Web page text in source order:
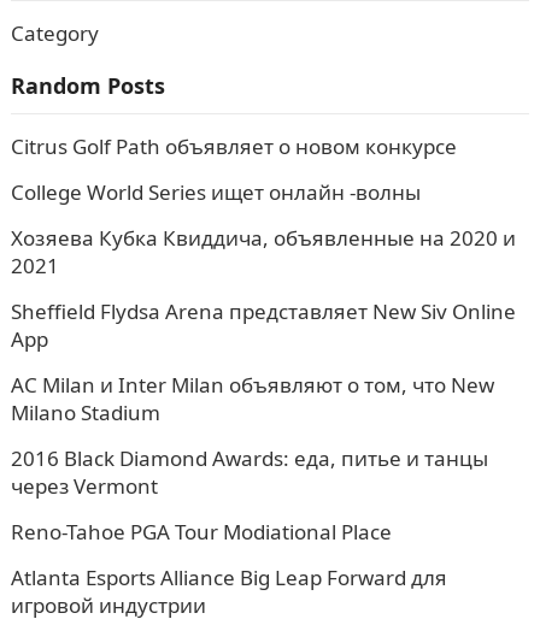
Category
Random Posts
Citrus Golf Path объявляет о новом конкурсе
College World Series ищет онлайн -волны
Хозяева Кубка Квиддича, объявленные на 2020 и
2021
Sheffield Flydsa Arena представляет New Siv Online
App
AC Milan и Inter Milan объявляют о том, что New
Milano Stadium
2016 Black Diamond Awards: еда, питье и танцы
через Vermont
Reno-Tahoe PGA Tour Modiational Place
Atlanta Esports Alliance Big Leap Forward для
игровой индустрии